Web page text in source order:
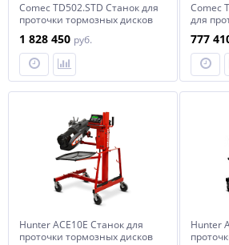
Comec TD502.STD Станок для
проточки тормозных дисков
снятия
1 828 450 руб.
Comec
для
777
Hunter ACE10E Станок для
проточки тормозных дисков
Hunter